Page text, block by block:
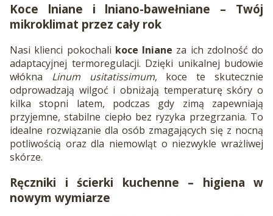
Koce lniane i lniano-bawełniane – Twój
mikroklimat przez cały rok
Nasi klienci pokochali koce lniane za ich zdolność do
adaptacyjnej termoregulacji. Dzięki unikalnej budowie
włókna Linum usitatissimum, koce te skutecznie
odprowadzają wilgoć i obniżają temperaturę skóry o
kilka stopni latem, podczas gdy zimą zapewniają
przyjemne, stabilne ciepło bez ryzyka przegrzania. To
idealne rozwiązanie dla osób zmagających się z nocną
potliwością oraz dla niemowląt o niezwykle wrażliwej
skórze.
Ręczniki i ścierki kuchenne – higiena w
nowym wymiarze